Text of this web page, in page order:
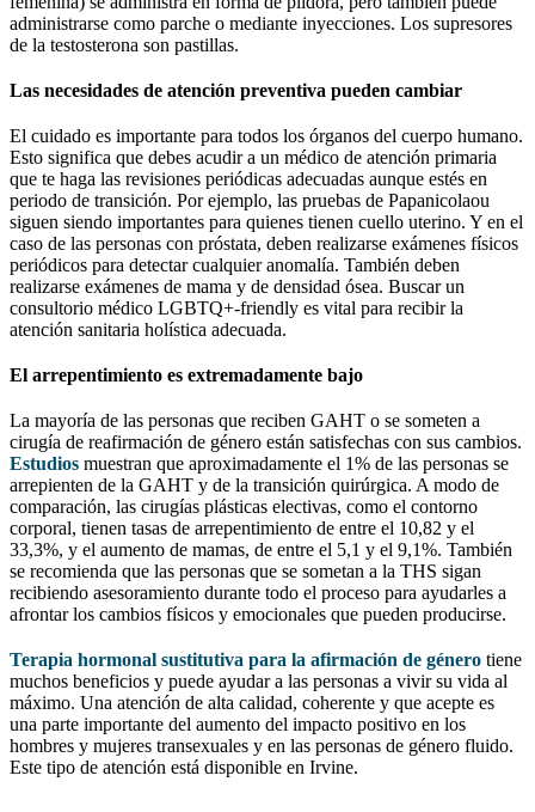
administrarse como parche o mediante inyecciones. Los supresores
de la testosterona son pastillas.
Las necesidades de atención preventiva pueden cambiar
El cuidado es importante para todos los órganos del cuerpo humano.
Esto significa que debes acudir a un médico de atención primaria
que te haga las revisiones periódicas adecuadas aunque estés en
periodo de transición. Por ejemplo, las pruebas de Papanicolaou
siguen siendo importantes para quienes tienen cuello uterino. Y en el
caso de las personas con próstata, deben realizarse exámenes físicos
periódicos para detectar cualquier anomalía. También deben
realizarse exámenes de mama y de densidad ósea. Buscar un
consultorio médico LGBTQ+-friendly es vital para recibir la
atención sanitaria holística adecuada.
El arrepentimiento es extremadamente bajo
La mayoría de las personas que reciben GAHT o se someten a
cirugía de reafirmación de género están satisfechas con sus cambios.
Estudios muestran que aproximadamente el 1% de las personas se
arrepienten de la GAHT y de la transición quirúrgica. A modo de
comparación, las cirugías plásticas electivas, como el contorno
corporal, tienen tasas de arrepentimiento de entre el 10,82 y el
33,3%, y el aumento de mamas, de entre el 5,1 y el 9,1%. También
se recomienda que las personas que se sometan a la THS sigan
recibiendo asesoramiento durante todo el proceso para ayudarles a
afrontar los cambios físicos y emocionales que pueden producirse.
Terapia hormonal sustitutiva para la afirmación de género tiene
muchos beneficios y puede ayudar a las personas a vivir su vida al
máximo. Una atención de alta calidad, coherente y que acepte es
una parte importante del aumento del impacto positivo en los
hombres y mujeres transexuales y en las personas de género fluido.
Este tipo de atención está disponible en Irvine.